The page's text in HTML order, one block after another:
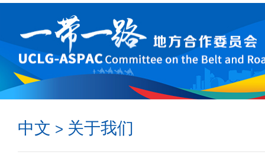
会员 资料 合作伙伴
中文 > 关于我们